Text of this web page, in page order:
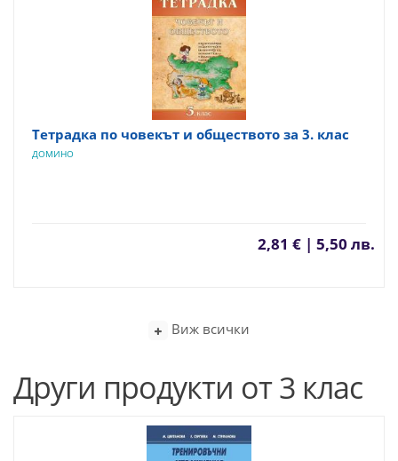
Тетрадка по човекът и обществото за 3. клас
ДОМИНО
2,81 € | 5,50 лв.
Виж всички
Други продукти от 3 клас